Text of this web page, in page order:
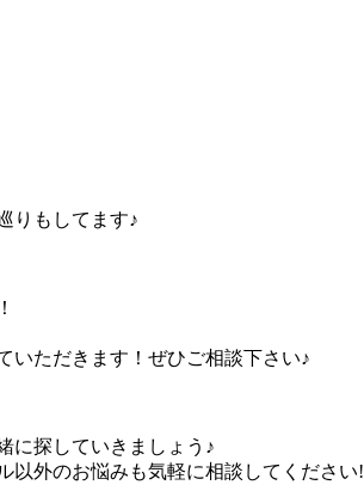
りもしてます♪
いただきます！ぜひご相談下さい♪
に探していきましょう♪
以外のお悩みも気軽に相談してください!